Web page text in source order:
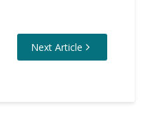
Next Article